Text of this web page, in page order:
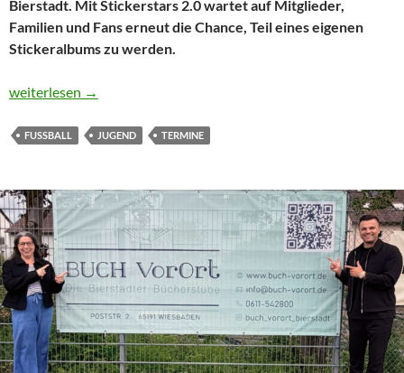
Bierstadt. Mit Stickerstars 2.0 wartet auf Mitglieder,
Familien und Fans erneut die Chance, Teil eines eigenen
Stickeralbums zu werden.
Das Sammelfieber kehrt zurück: Stickerstars 2.0 startet beim
weiterlesen →
FUSSBALL JUGEND TERMINE